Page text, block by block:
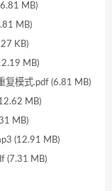
MB)
MB)
KB)
MB)
复模式.pdf (6.81 MB)
MB)
MB)
(12.91 MB)
(7.31 MB)